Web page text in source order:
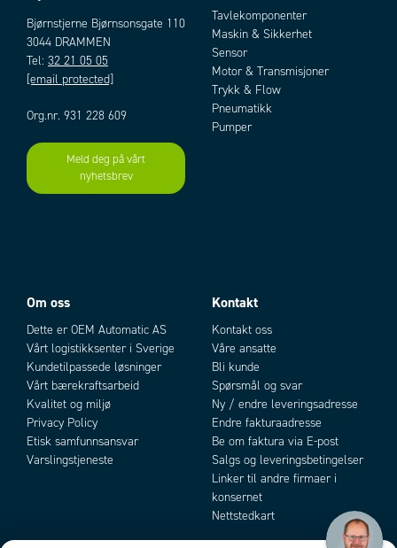
Add to existing cart row
Bjørnstjerne Bjørnsonsgate 110
3044 DRAMMEN
Tel: 32 21 05 05
[email protected]
Org.nr. 931 228 609
Meld deg på vårt
nyhetsbrev
Tavlekomponenter
Maskin & Sikkerhet
Sensor
Motor & Transmisjoner
Trykk & Flow
Pneumatikk
Pumper
Om oss
Dette er OEM Automatic AS
Vårt logistikksenter i Sverige
Kundetilpassede løsninger
Vårt bærekraftsarbeid
Kvalitet og miljø
Privacy Policy
Etisk samfunnsansvar
Varslingstjeneste
Kontakt
Kontakt oss
Våre ansatte
Bli kunde
Spørsmål og svar
Ny / endre leveringsadresse
Endre fakturaadresse
Be om faktura via E-post
Salgs og leveringsbetingelser
Linker til andre firmaer i
konsernet
Nettstedkart